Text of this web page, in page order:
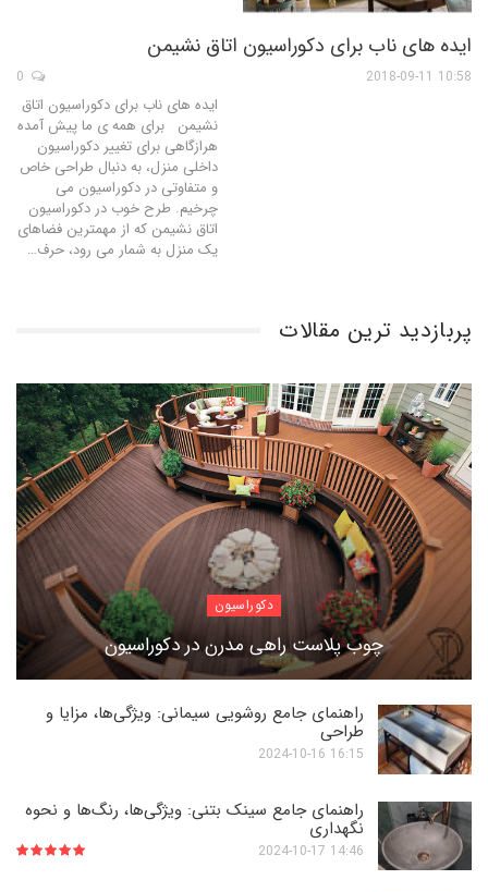
ایده های ناب برای دکوراسیون اتاق نشیمن
10:58 2018-09-11
ایده های ناب برای دکوراسیون اتاق
نشیمن برای همه ی ما پیش آمده
هرازگاهی برای تغییر دکوراسیون
داخلی منزل، به دنبال طراحی خاص
و متفاوتی در دکوراسیون می
چرخیم. طرح خوب در دکوراسیون
اتاق نشیمن که از مهمترین فضاهای
یک منزل به شمار می رود، حرف…
پربازدید ترین مقالات
دکوراسیون
چوب پلاست راهی مدرن در دکوراسیون
راهنمای جامع روشویی‌ سیمانی: ویژگی‌ها، مزایا و
طراحی
16:15 2024-10-16
راهنمای جامع سینک بتنی: ویژگی‌ها، رنگ‌ها و نحوه
نگهداری
14:46 2024-10-17